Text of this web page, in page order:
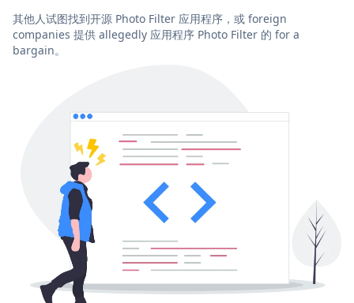
其他人试图找到开源 Photo Filter 应用程序，或 foreign
companies 提供 allegedly 应用程序 Photo Filter 的 for a
bargain。